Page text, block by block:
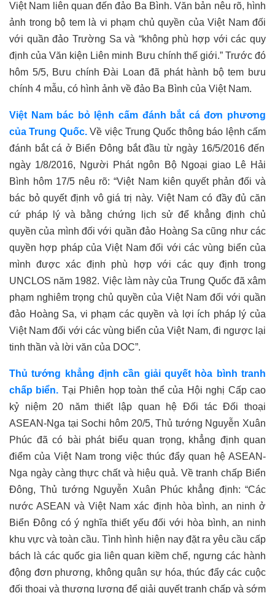
Việt Nam liên quan đến đảo Ba Bình. Văn bản nêu rõ, hình
ảnh trong bộ tem là vi phạm chủ quyền của Việt Nam đối
với quần đảo Trường Sa và “không phù hợp với các quy
định của Văn kiện Liên minh Bưu chính thế giới.”Trước đó
hôm 5/5, Bưu chính Đài Loan đã phát hành bộ tem bưu
chính 4 mẫu, có hình ảnh về đảo Ba Bình của Việt Nam.
Việt Nam bác bỏ lệnh cấm đánh bắt cáđơn phương
của Trung Quốc.Về việc Trung Quốc thông báo lệnh cấm
đánh bắt cá ở Biển Đông bắt đầu từ ngày 16/5/2016 đến
ngày 1/8/2016, Người Phát ngôn Bộ Ngoại giao Lê Hải
Bình hôm 17/5 nêu rõ: “Việt Nam kiên quyết phản đối và
bác bỏ quyết định vô giá trị này. Việt Nam có đầy đủ căn
cứ pháp lý và bằng chứng lịch sử để khẳng định chủ
quyền của mình đối với quần đảo Hoàng Sa cũng như các
quyền hợp pháp của Việt Nam đối với các vùng biển của
mình được xác định phù hợp với các quy định trong
UNCLOS năm 1982. Việc làm này của Trung Quốc đã xâm
phạm nghiêm trọng chủ quyền của Việt Nam đối với quần
đảo Hoàng Sa, vi phạm các quyền và lợi ích pháp lý của
Việt Nam đối với các vùng biển của Việt Nam, đi ngược lại
tinh thần và lời văn của DOC”.
Thủ tướng
khẳng định cần giải quyết hòa bình tranh
chấp biển. Tại Phiên họp toàn thểcủa Hội nghị Cấp cao
kỷ niệm 20 năm thiết lập quan hệ Đối tác Đối thoại
ASEAN-Nga tại Sochi hôm 20/5, Thủ tướng Nguyễn Xuân
Phúc đã có bài phát biểu quan trọng, khẳng định quan
điểm của Việt Nam trong việc thúc đẩy quan hệ ASEAN-
Nga ngày càng thực chất và hiệu quả. Về tranh chấp Biển
Đông,Thủ tướng Nguyễn Xuân Phúc khẳng định: “Các
nước ASEAN và Việt Nam xác định hòa bình, an ninh ở
Biển Đông có ý nghĩa thiết yếu đối với hòa bình, an ninh
khu vực và toàn cầu.Tình hình hiện nay đặt ra yêu cầu cấp
bách là các quốc gia liên quan kiềm chế, ngưng các hành
động đơn phương, không quân sự hóa, thúc đẩy các cuộc
đối thoại và thương lượng để giải quyết tranh chấp và sớm